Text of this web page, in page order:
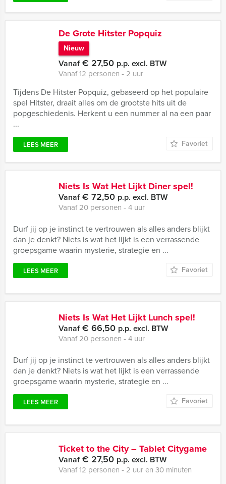
De Grote Hitster Popquiz
Nieuw
Vanaf€ 27,50 p.p. excl. BTW
Vanaf 12 personen ‐ 2 uur
Tijdens De Hitster Popquiz, gebaseerd op het populaire
spel Hitster, draait alles om de grootste hits uit de
popgeschiedenis. Herkent u een nummer al na een paar
...
LEES MEER Favoriet
Niets Is Wat Het Lijkt Diner spel!
Vanaf€ 72,50 p.p. excl. BTW
Vanaf 20 personen ‐ 4 uur
Durf jij op je instinct te vertrouwen als alles anders blijkt
dan je denkt? Niets is wat het lijkt is een verrassende
groepsgame waarin mysterie, strategie en ...
LEES MEER Favoriet
Niets Is Wat Het Lijkt Lunch spel!
Vanaf€ 66,50 p.p. excl. BTW
Vanaf 20 personen ‐ 4 uur
Durf jij op je instinct te vertrouwen als alles anders blijkt
dan je denkt? Niets is wat het lijkt is een verrassende
groepsgame waarin mysterie, strategie en ...
LEES MEER Favoriet
Ticket to the City – Tablet Citygame
Vanaf€ 27,50 p.p. excl. BTW
Vanaf 12 personen ‐ 2 uur en 30 minuten